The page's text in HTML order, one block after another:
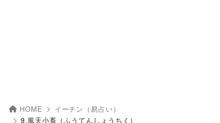
HOME
イーチン（易占い）
9.風天小畜（ふうてんしょうちく）